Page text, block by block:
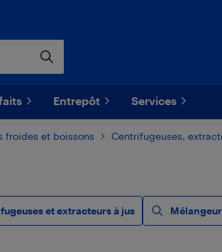
Entrepôt Services
froides et boissons Centrifugeuses,
et extracteurs à jus